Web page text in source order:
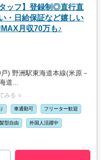
タッフ】登録制◎直行直
・日給保証など嬉しい
月収70万も♪
) 野洲駅東海道本線(米原－
道...
みる ∨
車通勤可 フリーター歓迎
髪型自由 外国人活躍中